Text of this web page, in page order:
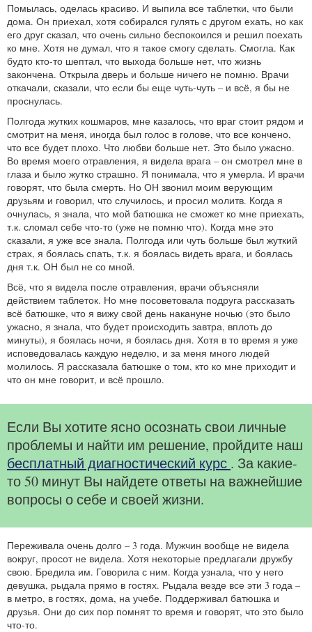
Помылась, оделась красиво. И выпила все таблетки, что были
дома. Он приехал, хотя собирался гулять с другом ехать, но как
его друг сказал, что очень сильно беспокоился и решил поехать
ко мне. Хотя не думал, что я такое смогу сделать. Смогла. Как
будто кто-то шептал, что выхода больше нет, что жизнь
закончена. Открыла дверь и больше ничего не помню. Врачи
откачали, сказали, что если бы еще чуть-чуть – и всё, я бы не
проснулась.
Полгода жутких кошмаров, мне казалось, что враг стоит рядом и
смотрит на меня, иногда был голос в голове, что все кончено,
что все будет плохо. Что любви больше нет. Это было ужасно.
Во время моего отравления, я видела врага – он смотрел мне в
глаза и было жутко страшно. Я понимала, что я умерла. И врачи
говорят, что была смерть. Но ОН звонил моим верующим
друзьям и говорил, что случилось, и просил молитв. Когда я
очнулась, я знала, что мой батюшка не сможет ко мне приехать,
т.к. сломал себе что-то (уже не помню что). Когда мне это
сказали, я уже все знала. Полгода или чуть больше был жуткий
страх, я боялась спать, т.к. я боялась видеть врага, и боялась
дня т.к. ОН был не со мной.
Всё, что я видела после отравления, врачи объясняли
действием таблеток. Но мне посоветовала подруга рассказать
всё батюшке, что я вижу свой день накануне ночью (это было
ужасно, я знала, что будет происходить завтра, вплоть до
минуты), я боялась ночи, я боялась дня. Хотя в то время я уже
исповедовалась каждую неделю, и за меня много людей
молилось. Я рассказала батюшке о том, кто ко мне приходит и
что он мне говорит, и всё прошло.
Если Вы хотите ясно осознать свои личные
проблемы и найти им решение, пройдите наш
бесплатный диагностический курс . За какие-
то 50 минут Вы найдете ответы на важнейшие
вопросы о себе и своей жизни.
Переживала очень долго – 3 года. Мужчин вообще не видела
вокруг, просот не видела. Хотя некоторые предлагали дружбу
свою. Бредила им. Говорила с ним. Когда узнала, что у него
девушка, рыдала прямо в гостях. Рыдала везде все эти 3 года –
в метро, в гостях, дома, на учебе. Поддерживал батюшка и
друзья. Они до сих пор помнят то время и говорят, что это было
что-то.